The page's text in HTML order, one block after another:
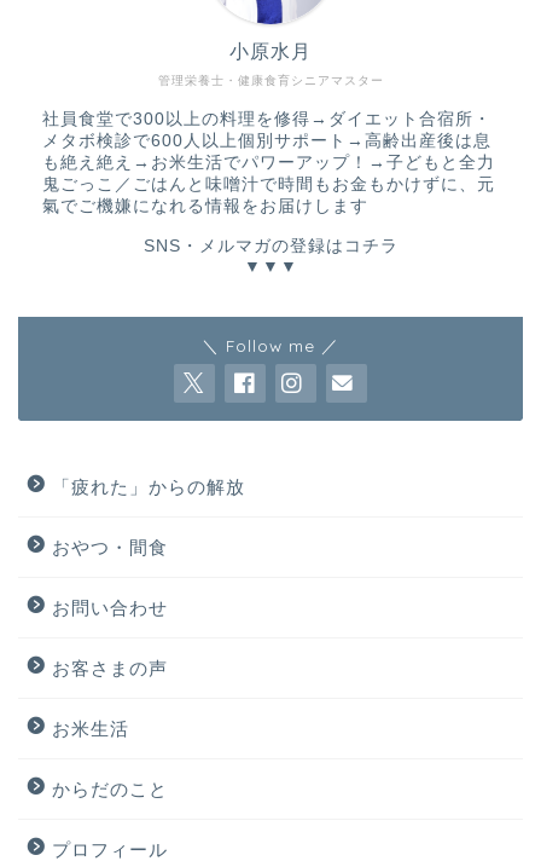
管理栄養士・健康食育シニアマスター
小原水月
社員食堂で300以上の料理を修得→ダイエット合宿所・
メタボ検診で600人以上個別サポート→高齢出産後は息
も絶え絶え→お米生活でパワーアップ！→子どもと全力
鬼ごっこ／ごはんと味噌汁で時間もお金もかけずに、元
氣でご機嫌になれる情報をお届けします
SNS・メルマガの登録はコチラ
▼▼▼
＼ Follow me ／
「疲れた」からの解放
おやつ・間食
お問い合わせ
お客さまの声
お米生活
からだのこと
プロフィール